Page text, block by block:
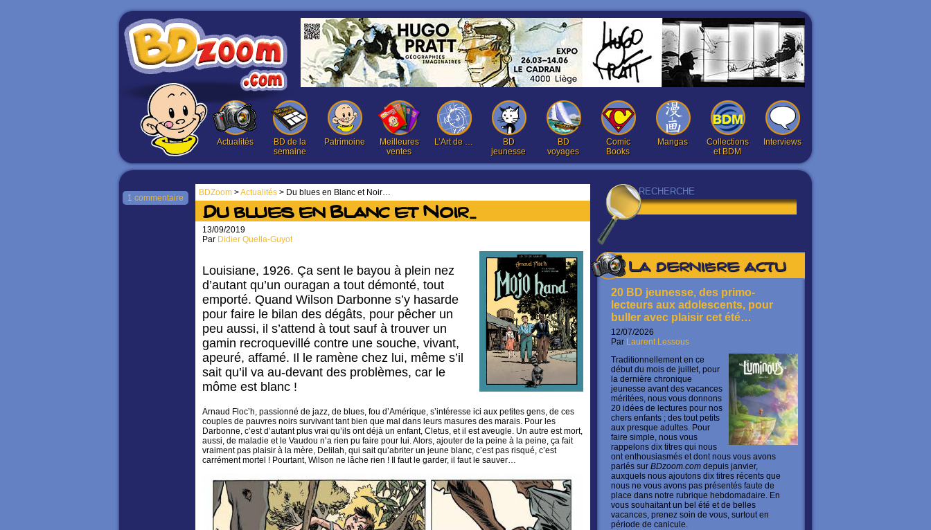
Actualités
BD de la
semaine
Patrimoine
Meilleures
ventes
L’Art de …
BD
jeunesse
BD
voyages
Comic
Books
Mangas
Collections
et BDM
Interviews
La dernière actu
20 BD jeunesse, des primo-
lecteurs aux adolescents, pour
buller avec plaisir cet été…
12/07/2026
Par Laurent Lessous
Traditionnellement en ce
début du mois de juillet, pour
la dernière chronique
jeunesse avant des vacances
méritées, nous vous donnons
20 idées de lectures pour nos
chers enfants ; des tout petits
aux presque adultes. Pour
faire simple, nous vous
rappelons dix titres qui nous
ont enthousiasmés et dont nous vous avons
parlés sur BDzoom.com depuis janvier,
auxquels nous ajoutons dix titres récents que
nous ne vous avons pas présentés faute de
place dans notre rubrique hebdomadaire. En
vous souhaitant un bel été et de belles
vacances, prenez soin de vous, surtout en
période de canicule.
BDZoom >Actualités > Du blues en Blanc et Noir…
1 commentaire
Du blues en Blanc et Noir…
13/09/2019
Par Didier Quella-Guyot
Louisiane, 1926. Ça sent le bayou à plein nez
d’autant qu’un ouragan a tout démonté, tout
emporté. Quand Wilson Darbonne s’y hasarde
pour faire le bilan des dégâts, pour pêcher un
peu aussi, il s’attend à tout sauf à trouver un
gamin recroquevillé contre une souche, vivant,
apeuré, affamé. Il le ramène chez lui, même s’il
sait qu’il va au-devant des problèmes, car le
môme est blanc !
Arnaud Floc’h, passionné de jazz, de blues, fou d’Amérique, s’intéresse ici aux petites gens, de ces
couples de pauvres noirs survivant tant bien que mal dans leurs masures des marais. Pour les
Darbonne, c’est d’autant plus vrai qu’ils ont déjà un enfant, Cletus, et il est aveugle. Un autre est mort,
aussi, de maladie et le Vaudou n’a rien pu faire pour lui. Alors, ajouter de la peine à la peine, ça fait
vraiment pas plaisir à la mère, Delilah, qui sait qu’abriter un jeune blanc, c’est pas risqué, c’est
carrément mortel ! Pourtant, Wilson ne lâche rien ! Il faut le garder, il faut le sauver…